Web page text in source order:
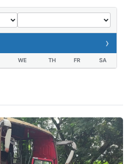
তথ্যবিভ্রাট সংবাদের প্রতিবাদে
›
WE TH FR SA